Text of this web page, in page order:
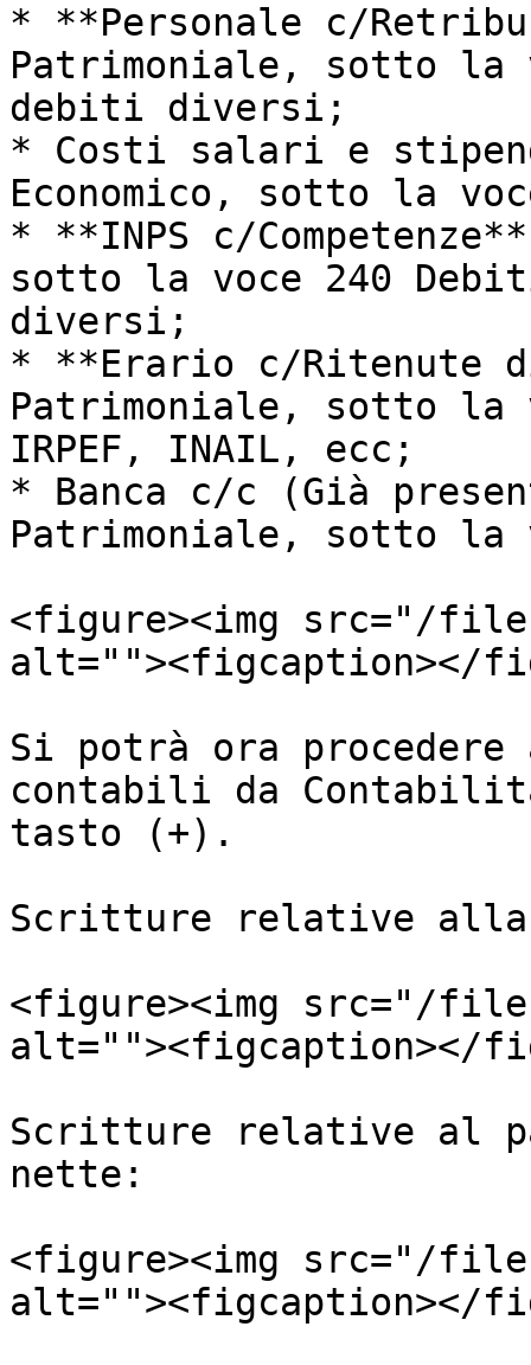
* **Personale c/
Patrimoniale, sotto
debiti diversi;
* Costi salari e
Economico, sotto la
* **INPS c/
sotto la voce 240
diversi;
* **Erario c/Ritenute
Patrimoniale, sotto la
IRPEF, INAIL, ecc;
* Banca c/c (Già
Patrimoniale, sotto la
<figure><img src="/files/
alt=""><figcaption></
Si potrà ora
contabili da
tasto (+).
Scritture relative
<figure><img src="/files/
alt=""><figcaption></
Scritture relative al
nette:
<figure><img src="/
alt=""><figcaption></